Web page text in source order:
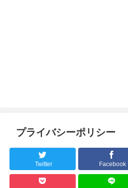
プライバシーポリシー
Twitter Facebook